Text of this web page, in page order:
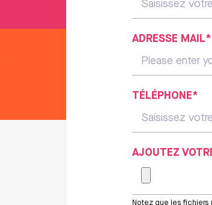
ADRESSE MAIL*
TÉLÉPHONE*
AJOUTEZ
Notez que les